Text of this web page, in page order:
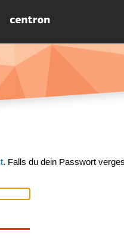
. Falls du dein Passwort